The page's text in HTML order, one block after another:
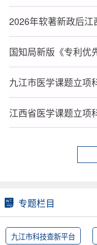
专题栏目
九江市科技查新平台